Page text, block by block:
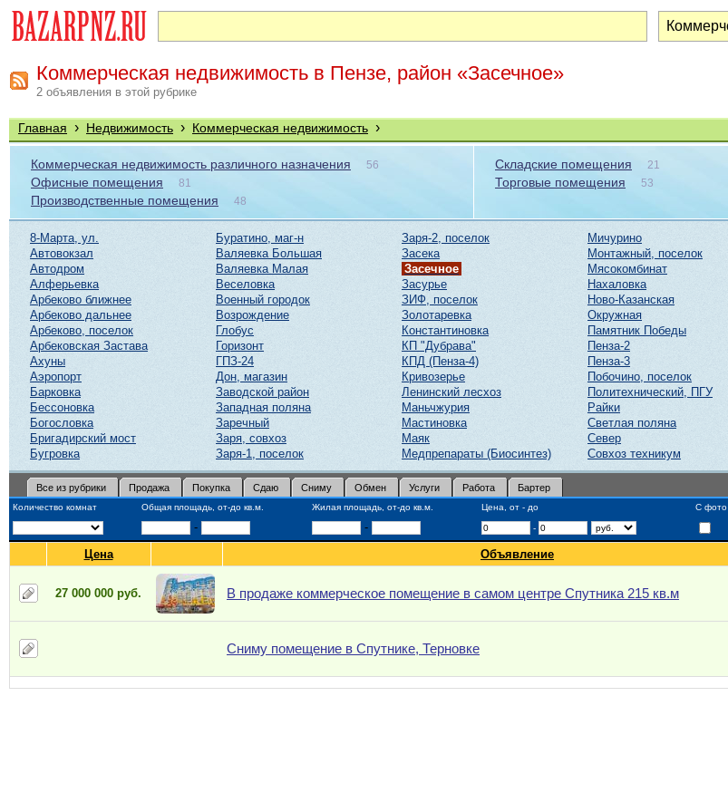
Коммерческая недвижимость в Пензе, район «Засечное»
2 объявления в этой рубрике
Главная › Недвижимость › Коммерческая недвижимость ›
Коммерческая недвижимость различного назначения 56
Офисные помещения 81
Производственные помещения 48
Складские помещения 21
Торговые помещения 53
8-Марта, ул.
Автовокзал
Автодром
Алферьевка
Арбеково ближнее
Арбеково дальнее
Арбеково, поселок
Арбековская Застава
Ахуны
Аэропорт
Барковка
Бессоновка
Богословка
Бригадирский мост
Бугровка
Буратино, маг-н
Валяевка Большая
Валяевка Малая
Веселовка
Военный городок
Возрождение
Глобус
Горизонт
ГПЗ-24
Дон, магазин
Заводской район
Западная поляна
Заречный
Заря, совхоз
Заря-1, поселок
Заря-2, поселок
Засека
Засечное
Засурье
ЗИФ, поселок
Золотаревка
Константиновка
КП "Дубрава"
КПД (Пенза-4)
Кривозерье
Ленинский лесхоз
Маньчжурия
Мастиновка
Маяк
Медпрепараты (Биосинтез)
Мичурино
Монтажный, поселок
Мясокомбинат
Нахаловка
Ново-Казанская
Окружная
Памятник Победы
Пенза-2
Пенза-3
Побочино, поселок
Политехнический, ПГУ
Райки
Светлая поляна
Север
Совхоз техникум
Все из рубрики Продажа Покупка Сдаю Сниму Обмен Услуги Работа Бартер
Количество комнат Общая площадь, от-до кв.м. Жилая площадь, от-до кв.м. Цена, от - до С фото
- - -
Цена Объявление
27 000 000 руб. В продаже коммерческое помещение в самом центре Спутника 215 кв.м
Сниму помещение в Спутнике, Терновке